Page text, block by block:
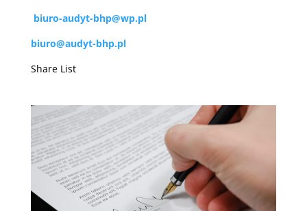
biuro-audyt-bhp@wp.pl
biuro@audyt-bhp.pl
Share List